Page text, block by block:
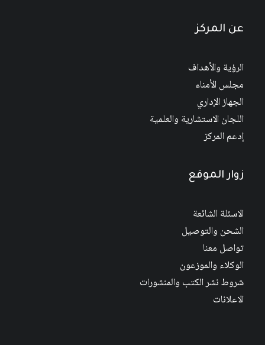
عن المركز
الرؤية والأهداف
مجلس الأمناء
الجهاز الإداري
اللجان الاستشارية والعلمية
إدعم المركز
زوار الموقع
الاسئلة الشائعة
الشحن والتوصيل
تواصل معنا
الوكلاء والموزعون
شروط نشر الكتب والمنشورات
الاعلانات